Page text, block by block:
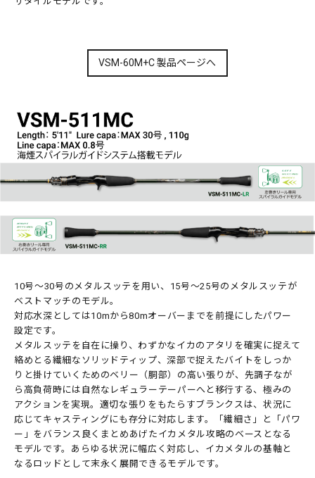
VSM-60M+C 製品ページへ
10号～30号のメタルスッテを用い、15号～25号のメタルスッテが
ベストマッチのモデル。
対応水深としては10mから80mオーバーまでを前提にしたパワー
設定です。
メタルスッテを自在に操り、わずかなイカのアタリを確実に捉えて
絡めとる繊細なソリッドティップ、深部で捉えたバイトをしっか
りと掛けていくためのベリー（胴部）の高い張りが、先調子なが
ら高負荷時には自然なレギュラーテーパーへと移行する、極みの
アクションを実現。適切な張りをもたらすブランクスは、状況に
応じてキャスティングにも存分に対応します。「繊細さ」と「パワ
ー」をバランス良くまとめあげたイカメタル攻略のベースとなる
モデルです。あらゆる状況に幅広く対応し、イカメタルの基軸と
なるロッドとして末永く展開できるモデルです。